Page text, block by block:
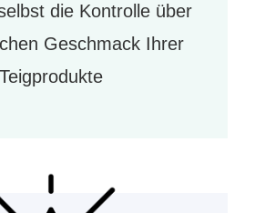
die Kontrolle über
Geschmack Ihrer
Teigprodukte